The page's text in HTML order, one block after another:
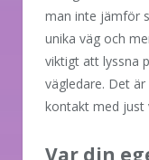
man inte jämför
unika väg och
viktigt att lyssna
vägledare. Det
kontakt med just
Var din